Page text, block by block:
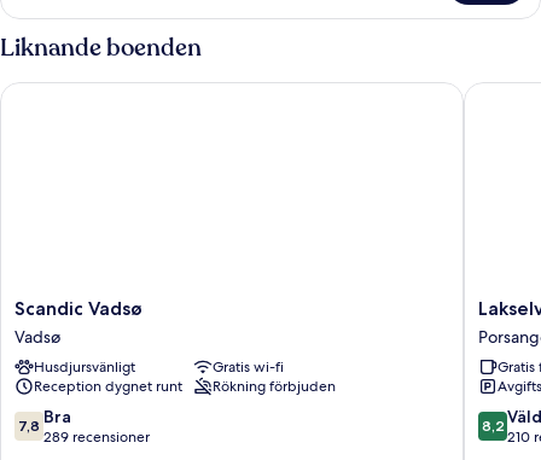
tvåbäddsrum
-
utsikt
mot
innergården
Liknande boenden
Scandic
Vadsø
Vadsø
Scandic Vadsø
Vadsø
Husdjursvänligt
Gratis wi-fi
Reception dygnet runt
Rökning förbjuden
7.8
av
7,8 Bra
289 recensioner
Scandic Vadsø
Lakselv
Hotell
Gratis
8.2
av
8,2
210
Lakselv